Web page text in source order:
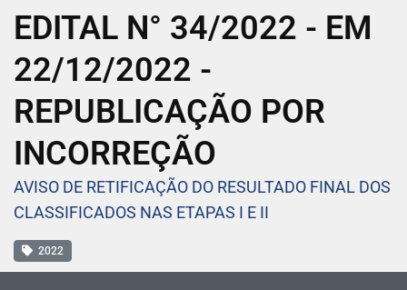
EDITAL N° 34/2022 - EM
22/12/2022 -
REPUBLICAÇÃO POR
INCORREÇÃO
AVISO DE RETIFICAÇÃO DO RESULTADO FINAL DOS
CLASSIFICADOS NAS ETAPAS I E II
2022